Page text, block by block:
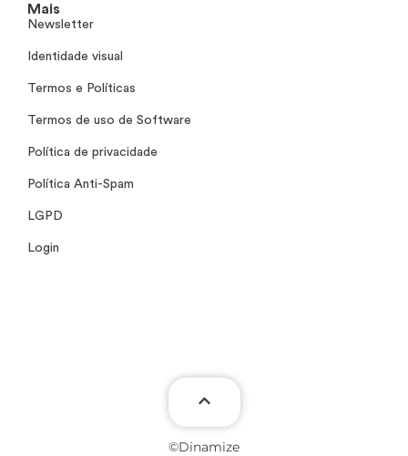
Mais
Newsletter
Identidade visual
Termos e Políticas
Termos de uso de Software
Política de privacidade
Política Anti-Spam
LGPD
Login
©Dinamize